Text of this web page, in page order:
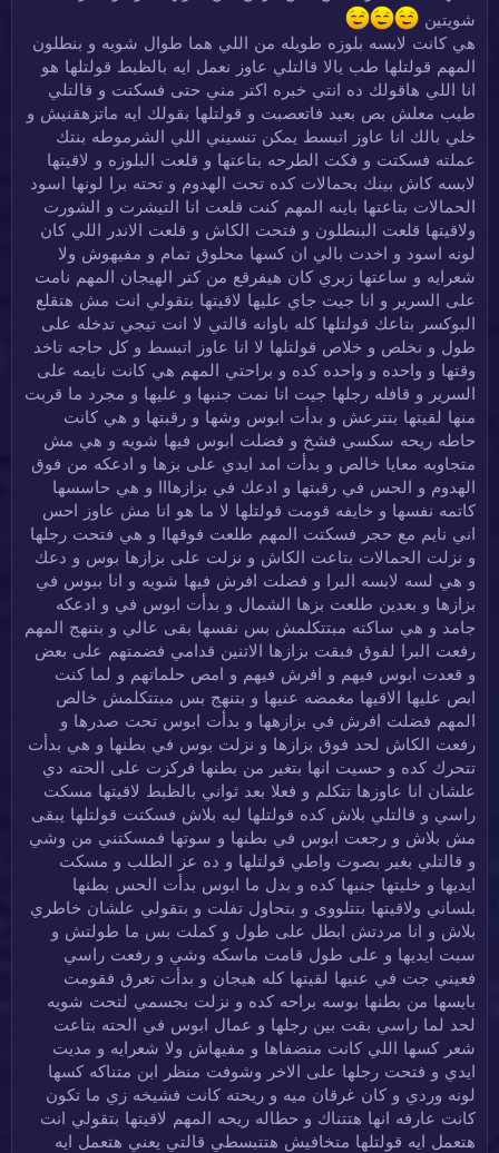
شويتين
هي كانت لابسه بلوزه طويله من اللي هما طوال شويه و بنطلون
المهم قولتلها طب يالا قالتلي عاوز نعمل ايه بالظبط قولتلها هو
انا اللي هاقولك ده انتي خبره اكتر مني حتى فسكتت و قالتلي
طيب معلش بص بعيد فاتعصبت و قولتلها بقولك ايه ماتزهقنيش و
خلي بالك انا عاوز اتبسط يمكن تنسيني اللي الشرموطه بنتك
عملته فسكتت و فكت الطرحه بتاعتها و قلعت البلوزه و لاقيتها
لابسه كاش بينك بحمالات كده تحت الهدوم و تحته برا لونها اسود
الحمالات بتاعتها باينه المهم كنت قلعت انا التيشرت و الشورت
ولاقيتها قلعت البنطلون و فتحت الكاش و قلعت الاندر اللي كان
لونه اسود و اخدت بالي ان كسها محلوق تمام و مفيهوش ولا
شعرايه و ساعتها زبري كان هيفرقع من كتر الهيجان المهم نامت
على السرير و انا جيت جاي عليها لاقيتها بتقولي انت مش هتقلع
البوكسر بتاعك قولتلها كله باوانه قالتي لا انت تيجي تدخله على
طول و نخلص و خلاص قولتلها لا انا عاوز اتبسط و كل حاجه تاخد
وقتها و واحده و واحده كده و براحتي المهم هي كانت نايمه على
السرير و قافله رجلها جيت انا نمت جنبها و عليها و مجرد ما قربت
منها لقيتها بتترعش و بدأت ابوس وشها و رقبتها و هي كانت
حاطه ريحه سكسي فشخ و فضلت ابوس فيها شويه و هي مش
متجاوبه معايا خالص و بدأت امد ايدي على بزها و ادعكه من فوق
الهدوم و الحس في رقبتها و ادعك في بزازهااا و هي حاسسها
كاتمه نفسها و خايفه قومت قولتلها لا ما هو انا مش عاوز احس
اني نايم مع حجر فسكتت المهم طلعت فوقهاا و هي فتحت رجلها
و نزلت الحمالات بتاعت الكاش و نزلت على بزازها بوس و دعك
و هي لسه لابسه البرا و فضلت افرش فيها شويه و انا ببوس في
بزازها و بعدين طلعت بزها الشمال و بدأت ابوس في و ادعكه
جامد و هي ساكته مبتتكلمش بس نفسها بقى عالي و بتنهج المهم
رفعت البرا لفوق فبقت بزازها الاتنين قدامي فضمتهم على بعض
و قعدت ابوس فيهم و افرش فيهم و امص حلماتهم و لما كنت
ابص عليها الاقيها مغمضه عنيها و بتنهج بس مبتتكلمش خالص
المهم فضلت افرش في بزازهها و بدأت ابوس تحت صدرها و
رفعت الكاش لحد فوق بزازها و نزلت بوس في بطنها و هي بدأت
تتحرك كده و حسيت انها بتغير من بطنها فركزت على الحته دي
علشان انا عاوزها تتكلم و فعلا بعد ثواني بالظبط لاقيتها مسكت
راسي و قالتلي بلاش كده قولتلها ليه بلاش فسكتت قولتلها يبقى
مش بلاش و رجعت ابوس في بطنها و سوتها فمسكتني من وشي
و قالتلي بغير بصوت واطي قولتلها و ده عز الطلب و مسكت
ايديها و خليتها جنبها كده و بدل ما ابوس بدأت الحس بطنها
بلساني ولاقيتها بتتلووى و بتحاول تفلت و بتقولي علشان خاطري
بلاش و انا مردتش ابطل على طول و كملت بس ما طولتش و
سبت ايديها و على طول قامت ماسكه وشي و رفعت راسي
فعيني جت في عنيها لقيتها كله هيجان و بدأت تعرق فقومت
بايسها من بطنها بوسه براحه كده و نزلت بجسمي لتحت شويه
لحد لما راسي بقت بين رجلها و عمال ابوس في الحته بتاعت
شعر كسها اللي كانت منضفاها و مفيهاش ولا شعرايه و مديت
ايدي و فتحت رجلها على الاخر وشوفت منظر ابن متناكه كسها
لونه وردي و كان غرقان ميه و ريحته كانت فشيخه زي ما تكون
كانت عارفه انها هتتناك و حطاله ريحه المهم لاقيتها بتقولي انت
هتعمل ايه قولتلها متخافيش هتتبسطي قالتي يعني هتعمل ايه